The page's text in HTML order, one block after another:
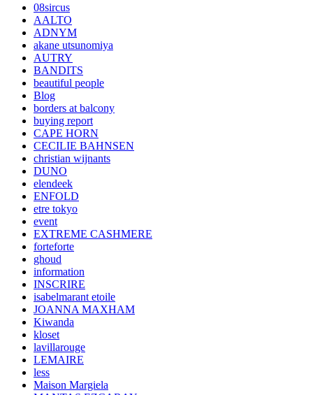
08sircus
AALTO
ADNYM
akane utsunomiya
AUTRY
BANDITS
beautiful people
Blog
borders at balcony
buying report
CAPE HORN
CECILIE BAHNSEN
christian wijnants
DUNO
elendeek
ENFOLD
etre tokyo
event
EXTREME CASHMERE
forteforte
ghoud
information
INSCRIRE
isabelmarant etoile
JOANNA MAXHAM
Kiwanda
kloset
lavillarouge
LEMAIRE
less
Maison Margiela